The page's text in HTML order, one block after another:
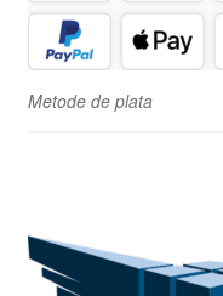
Metode de plata